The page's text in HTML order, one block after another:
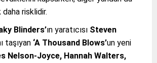
risklidir.
Blinders’ın yaratıcısı Steven
taşıyan ‘A Thousand Blows’un yeni
Nelson-Joyce, Hannah Walters,